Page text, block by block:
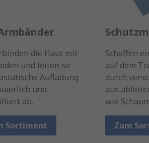
die Haut mit
und leiten so
Aufladung
und
ab.
Sortiment
Schaffen
auf dem
durch
aus
wie
Zum